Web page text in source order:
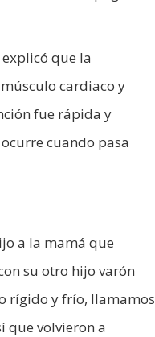
que la
cardiaco y
fue rápida y
cuando pasa
a la mamá que
su otro hijo varón
rígido y frío, llamamos
que volvieron a